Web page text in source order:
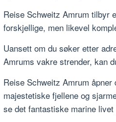
Reise Schweitz Amrum tilbyr
forskjellige, men likevel
Uansett om du søker etter
Amrums vakre strender, kan
Reise Schweitz Amrum
majestetiske fjellene og
se det fantastiske marine